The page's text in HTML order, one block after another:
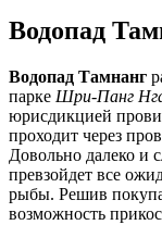
Водопад
Водопад Тамнанг
парке Шри-Панг
юрисдикцией
проходит через
Довольно далеко и
превзойдет все
рыбы. Решив
возможность